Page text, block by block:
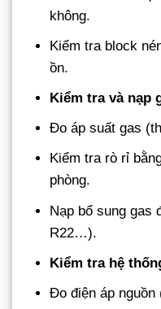
không.
Kiểm tra block
ồn.
Kiểm tra và nạp
Đo áp suất gas
Kiểm tra rò rỉ
phòng.
Nạp bổ sung gas
R22…).
Kiểm tra hệ
Đo điện áp nguồn